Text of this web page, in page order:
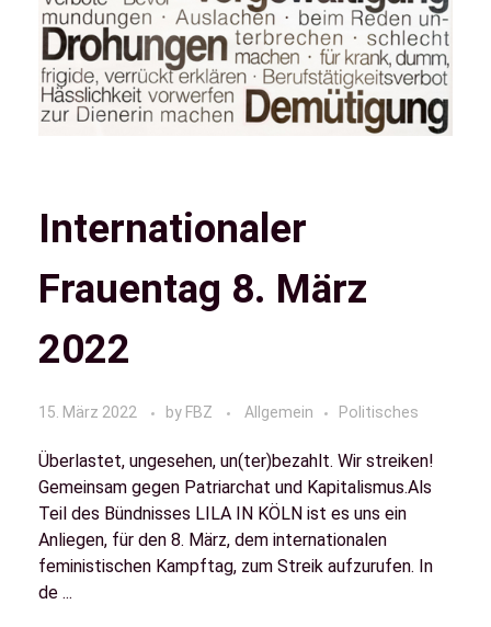
Internationaler
Frauentag 8. März
2022
15. März 2022 by FBZ Allgemein Politisches
Überlastet, ungesehen, un(ter)bezahlt. Wir streiken!
Gemeinsam gegen Patriarchat und Kapitalismus.Als
Teil des Bündnisses LILA IN KÖLN ist es uns ein
Anliegen, für den 8. März, dem internationalen
feministischen Kampftag, zum Streik aufzurufen. In
de ...